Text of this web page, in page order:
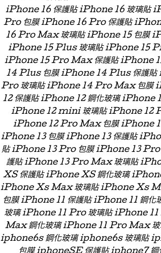
iPhone 16 保護貼 iPhone 16 玻璃貼
Pro 包膜 iPhone 16 Pro 保護貼
16 Pro Max 玻璃貼 iPhone 15 包膜
iPhone 15 Plus 玻璃貼 iPhone 15
iPhone 15 Pro Max 保護貼 iPhone
14 Plus 包膜 iPhone 14 Plus 保護
Pro 玻璃貼 iPhone 14 Pro Max 包膜
12 保護貼 iPhone 12 鋼化玻璃
iPhone 12 mini 玻璃貼 iPhone 12
iPhone 12 Pro Max 包膜 iPhone
iPhone 13 包膜 iPhone 13 保護貼
貼 iPhone 13 Pro 包膜 iPhone 13
護貼 iPhone 13 Pro Max 玻璃貼
XS 保護貼 iPhone XS 鋼化玻璃
iPhone Xs Max 玻璃貼 iPhone Xs
包膜 iPhone 11 保護貼 iPhone 11 鋼
玻璃 iPhone 11 Pro 玻璃貼 iPhone
Max 鋼化玻璃 iPhone 11 Pro Max 玻
iphone6s 鋼化玻璃 iphone6s 玻璃貼